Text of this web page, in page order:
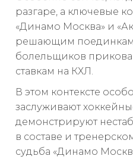
разгаре, а ключевые
«Динамо Москва» и «Ак
решающим
болельщиков
ставкам на КХЛ.
В этом контексте
заслуживают
демонстрируют
в составе и
судьба «Динамо